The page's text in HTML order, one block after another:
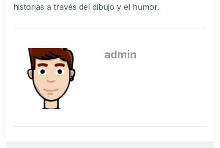
historias a través del dibujo y el humor.
admin